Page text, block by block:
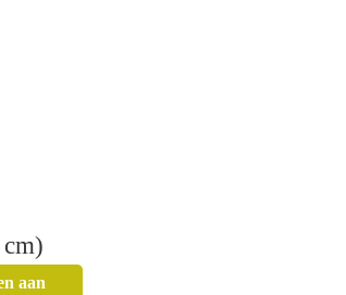
aan